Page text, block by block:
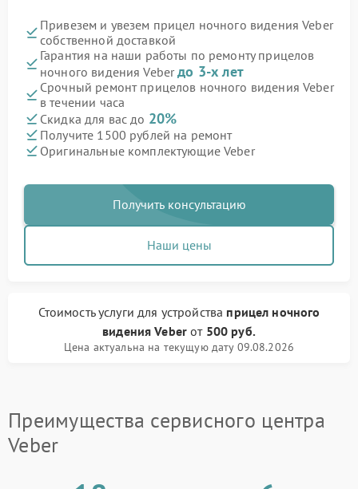
Привезем и увезем прицел ночного видения Veber
собственной доставкой
Гарантия на наши работы по ремонту прицелов
ночного видения Veberдо 3-х лет
Срочный ремонт прицелов ночного видения Veber
в течении часа
Скидка для вас до 20%
Получите 1500 рублей на ремонт
Оригинальные комплектующие Veber
Получить консультацию
Наши цены
Стоимость услугидля устройства прицел ночного
видения Veber от 500 руб.
Цена актуальна на текущую дату 09.08.2026
Преимущества сервисного центра
Veber